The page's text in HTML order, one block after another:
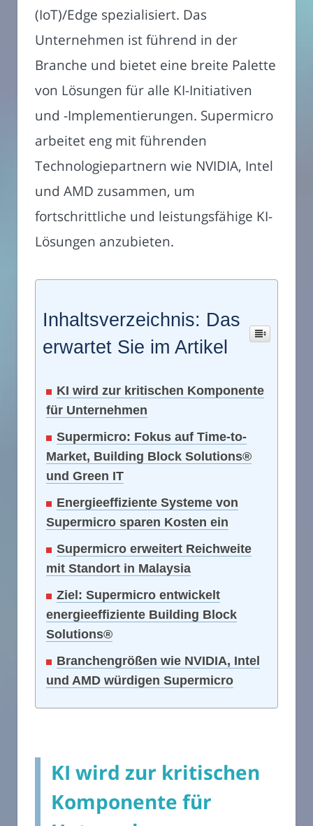
(IoT)/Edge spezialisiert. Das
Unternehmen ist führend in der
Branche und bietet eine breite Palette
von Lösungen für alle KI-Initiativen
und -Implementierungen. Supermicro
arbeitet eng mit führenden
Technologiepartnern wie NVIDIA, Intel
und AMD zusammen, um
fortschrittliche und leistungsfähige KI-
Lösungen anzubieten.
Inhaltsverzeichnis: Das
erwartet Sie im Artikel
KI wird zur kritischen Komponente
für Unternehmen
Supermicro: Fokus auf Time-to-
Market, Building Block Solutions®
und Green IT
Energieeffiziente Systeme von
Supermicro sparen Kosten ein
Supermicro erweitert Reichweite
mit Standort in Malaysia
Ziel: Supermicro entwickelt
energieeffiziente Building Block
Solutions®
Branchengrößen wie NVIDIA, Intel
und AMD würdigen Supermicro
KI wird zur kritischen
Komponente für